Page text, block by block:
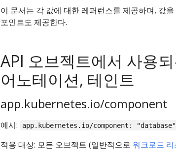
이 문서는 각 값에 대한 레퍼런스를 제공하며, 값
포인트도 제공한다.
API 오브젝트에서 사용
어노테이션, 테인트
app.kubernetes.io/component
예시: app.kubernetes.io/component: "database"
적용 대상: 모든 오브젝트 (일반적으로 워크로드 리